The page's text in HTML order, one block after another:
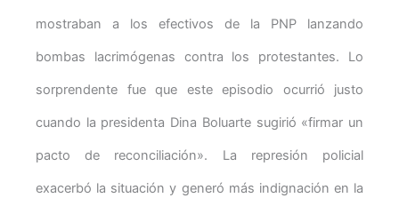
mostraban a los efectivos de la PNP lanzando
bombas lacrimógenas contra los protestantes. Lo
sorprendente fue que este episodio ocurrió justo
cuando la presidenta Dina Boluarte sugirió «firmar un
pacto de reconciliación». La represión policial
exacerbó la situación y generó más indignación en la